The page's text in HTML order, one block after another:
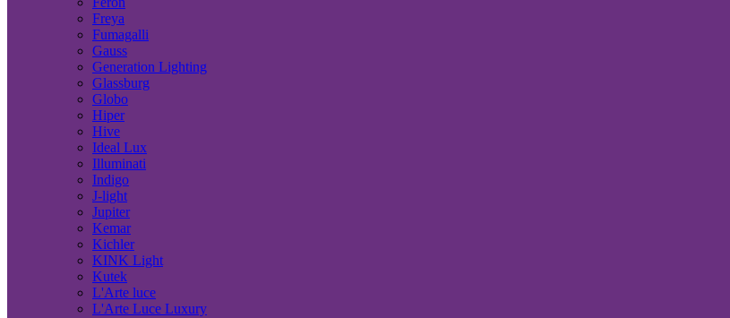
Freya
Fumagalli
Gauss
Generation Lighting
Glassburg
Globo
Hiper
Hive
Ideal Lux
Illuminati
Indigo
J-light
Jupiter
Kemar
Kichler
KINK Light
Kutek
L'Arte luce
L'Arte Luce Luxury